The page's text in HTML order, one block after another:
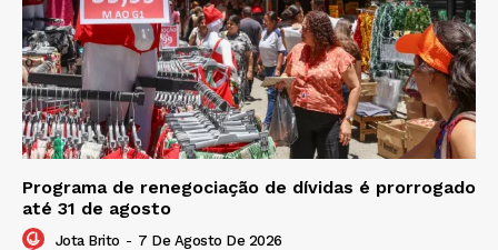
Programa de renegociação de dívidas é prorrogado
até 31 de agosto
Jota Brito - 7 De Agosto De 2026